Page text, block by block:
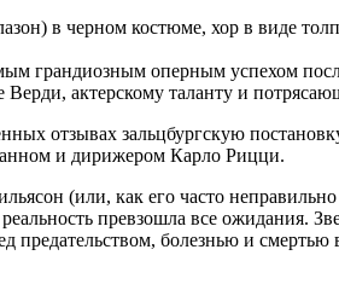
в черном костюме, хор в виде
грандиозным оперным успехом
актерскому таланту и
отзывах зальцбургскую
и дирижером Карло Рицци.
(или, как его часто
превзошла все ожидания.
болезнью и смертью